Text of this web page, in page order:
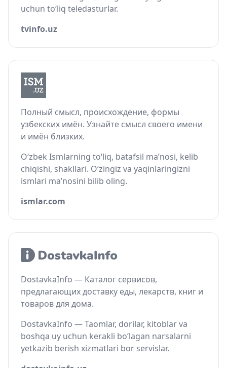
uchun to‘liq teledasturlar.
tvinfo.uz
Полный смысл, происхождение, формы
узбекских имён. Узнайте смысл своего имени
и имён близких.
O‘zbek Ismlarning to‘liq, batafsil ma’nosi, kelib
chiqishi, shakllari. O‘zingiz va yaqinlaringizni
ismlari ma’nosini bilib oling.
ismlar.com
DostavkaInfo — Каталог сервисов,
предлагающих доставку еды, лекарств, книг и
товаров для дома.
DostavkaInfo — Taomlar, dorilar, kitoblar va
boshqa uy uchun kerakli bo‘lagan narsalarni
yetkazib berish xizmatlari bor servislar.